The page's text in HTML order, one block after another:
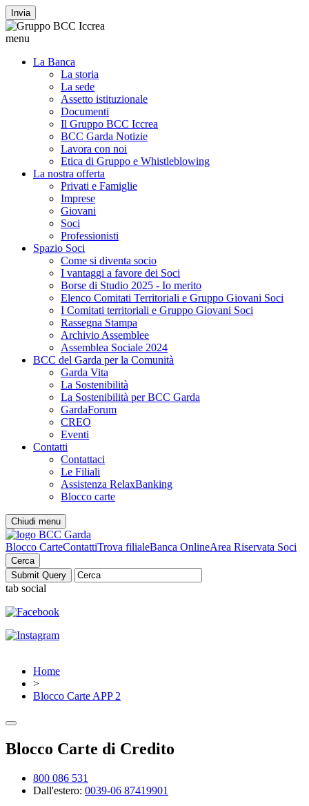
Invia
menu
La Banca
La storia
La sede
Assetto istituzionale
Documenti
Il Gruppo BCC Iccrea
BCC Garda Notizie
Lavora con noi
Etica di Gruppo e Whistleblowing
La nostra offerta
Privati e Famiglie
Imprese
Giovani
Soci
Professionisti
Spazio Soci
Come si diventa socio
I vantaggi a favore dei Soci
Borse di Studio 2025 - Io merito
Elenco Comitati Territoriali e Gruppo Giovani Soci
I Comitati territoriali e Gruppo Giovani Soci
Rassegna Stampa
Archivio Assemblee
Assemblea Sociale 2024
BCC del Garda per la Comunità
Garda Vita
La Sostenibilità
La Sostenibilità per BCC Garda
GardaForum
CREO
Eventi
Contatti
Contattaci
Le Filiali
Assistenza RelaxBanking
Blocco carte
Chiudi menu
Blocco CarteContattiTrova filialeBanca OnlineArea Riservata Soci
Cerca
tab social
Home
>
Blocco Carte APP 2
Blocco Carte di Credito
800 086 531
Dall'estero: 0039-06 87419901